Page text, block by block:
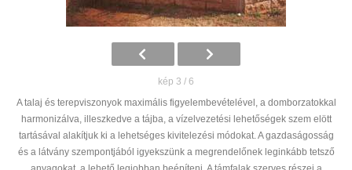
kép 3 / 6
A talaj és terepviszonyok maximális figyelembevételével, a domborzatokkal
harmonizálva, illeszkedve a tájba, a vízelvezetési lehetőségek szem elött
tartásával alakítjuk ki a lehetséges kivitelezési módokat. A gazdaságosság
és a látvány szempontjából igyekszünk a megrendelőnek leginkább tetsző